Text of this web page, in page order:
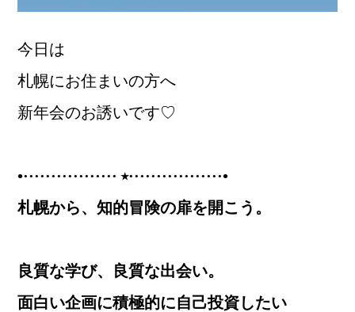
今日は
札幌にお住まいの方へ
新年会のお誘いです♡
•················· ⭑·················•
札幌から、知的冒険の扉を開こう。
良質な学び、良質な出会い。
面白い企画に積極的に自己投資したい